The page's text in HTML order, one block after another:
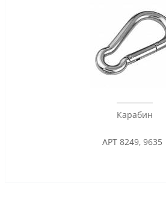
Карабин
АРТ 8249, 9635